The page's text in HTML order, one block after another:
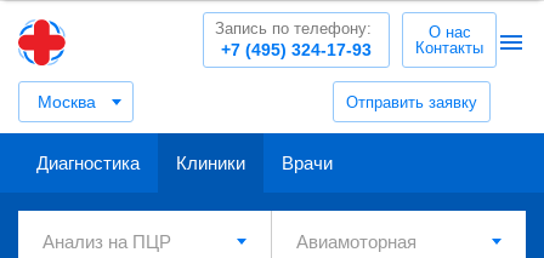
Москва Отправить заявку
+7 (495) 324-17-93
Запись по телефону:
О нас
Контакты
Диагностика Клиники Врачи